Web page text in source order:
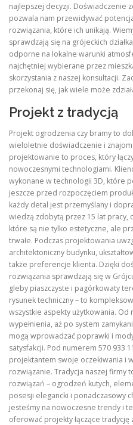
najlepszej decyzji. Doświadczenie
pozwala nam przewidywać
rozwiązania, które ich unikają.
sprawdzają się na grójeckich
odporne na lokalne warunki
najchętniej wybierane przez
skorzystania z naszej konsultacji.
przekonaj się, jak wiele może
Projekt z tradycją
Projekt ogrodzenia czy bramy to
wieloletnie doświadczenie i
projektowanie to proces, który
nowoczesnymi technologiami.
wykonane w technologii 3D, które
jeszcze przed rozpoczęciem
każdy detal jest przemyślany i
wiedzą zdobytą przez 15 lat pracy,
które są nie tylko estetyczne, ale
trwałe. Podczas projektowania
architektoniczny budynku,
także preferencje klienta. Dzięki
rozwiązania sprawdzają się w
gleby piaszczyste i pagórkowaty
rysunek techniczny – to
wszystkie aspekty użytkowania. Od
wypełnienia, aż po system
mogą wprowadzać poprawki i
satysfakcji. Pod numerem 570 933
projektantem swoje oczekiwania i
rozwiązanie. Tradycja naszej firmy
rozwiązań – ogrodzeń kutych,
posesji elegancki i ponadczasowy
jesteśmy na nowoczesne trendy i
oferować projekty łączące